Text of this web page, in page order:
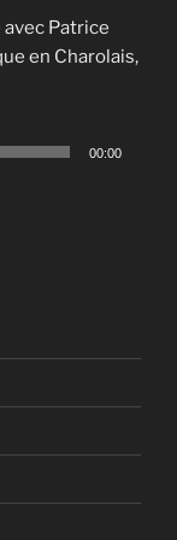
Patrice
en Charolais,
00:00